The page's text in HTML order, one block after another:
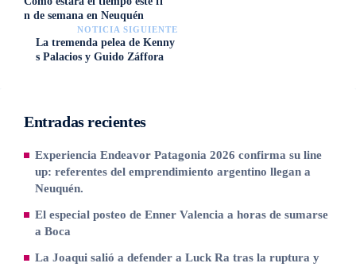
n de semana en Neuquén
NOTICIA SIGUIENTE
La tremenda pelea de Kenny
s Palacios y Guido Záffora
Entradas recientes
Experiencia Endeavor Patagonia 2026 confirma su line
up: referentes del emprendimiento argentino llegan a
Neuquén.
El especial posteo de Enner Valencia a horas de sumarse
a Boca
La Joaqui salió a defender a Luck Ra tras la ruptura y